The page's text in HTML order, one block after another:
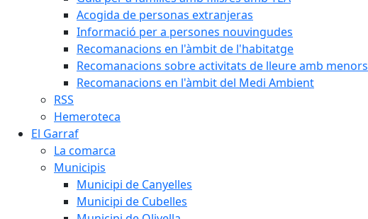
Acogida de personas extranjeras
Informació per a persones nouvingudes
Recomanacions en l'àmbit de l'habitatge
Recomanacions sobre activitats de lleure amb menors
Recomanacions en l'àmbit del Medi Ambient
RSS
Hemeroteca
El Garraf
La comarca
Municipis
Municipi de Canyelles
Municipi de Cubelles